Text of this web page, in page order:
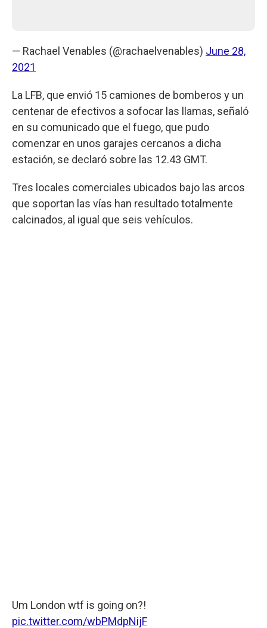
— Rachael Venables (@rachaelvenables) June 28,
2021
La LFB, que envió 15 camiones de bomberos y un
centenar de efectivos a sofocar las llamas, señaló
en su comunicado que el fuego, que pudo
comenzar en unos garajes cercanos a dicha
estación, se declaró sobre las 12.43 GMT.
Tres locales comerciales ubicados bajo las arcos
que soportan las vías han resultado totalmente
calcinados, al igual que seis vehículos.
Um London wtf is going on?!
pic.twitter.com/wbPMdpNijF